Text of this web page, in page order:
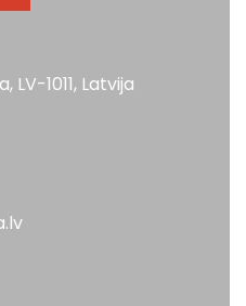
LV-1011, Latvija